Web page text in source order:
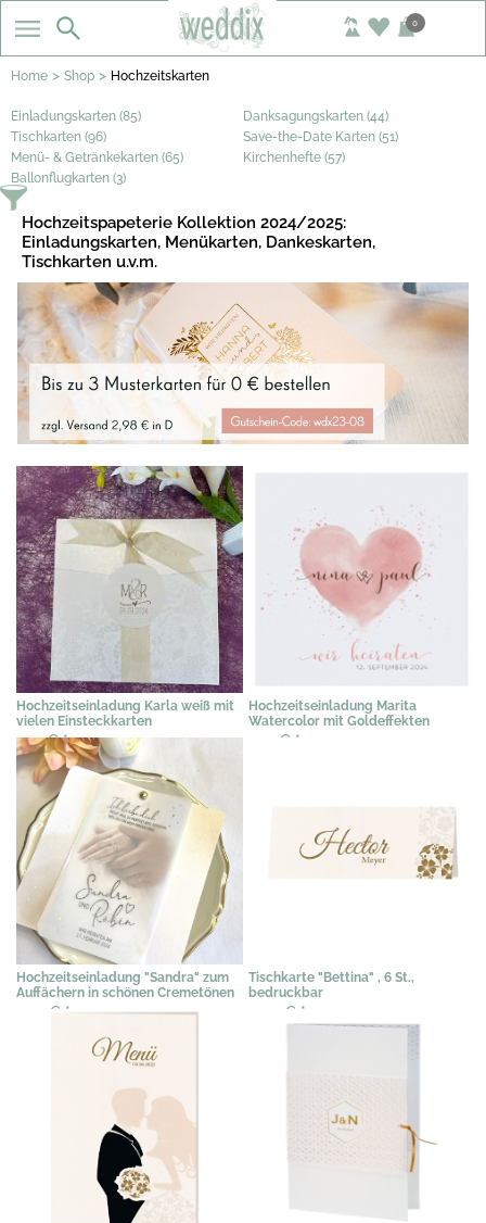
0
Home > Shop > Hochzeitskarten
Einladungskarten (85)
Danksagungskarten (44)
Tischkarten (96)
Save-the-Date Karten (51)
Menü- & Getränkekarten (65)
Kirchenhefte (57)
Ballonflugkarten (3)
Hochzeitspapeterie Kollektion 2024/2025:
Einladungskarten, Menükarten, Dankeskarten,
Tischkarten u.v.m.
Hochzeitseinladung Karla weiß mit
vielen Einsteckkarten
2,19 €*
Hochzeitseinladung Marita
Watercolor mit Goldeffekten
2,19 € *
Hochzeitseinladung "Sandra" zum
Auffächern in schönen Cremetönen
2,49 € *
Tischkarte "Bettina" , 6 St.,
bedruckbar
0,50 € *